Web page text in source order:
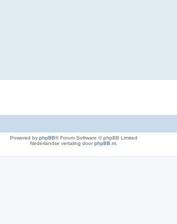
Powered by phpBB® Forum Software © phpBB Limited
Nederlandse vertaling doorphpBB.nl